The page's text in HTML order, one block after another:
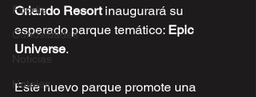
Foodie
Curiosidades
Noticias
Hoteles
Orlando Resort inaugurará su
esperado parque temático: Epic
Universe.
Este nuevo parque promote una